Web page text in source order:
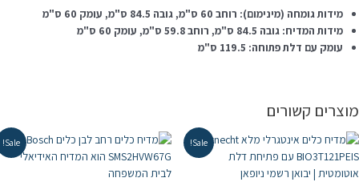
מידות גומחה (מינימום): רוחב 60 ס"מ, גובה 84.5 ס"מ, עומק 60 ס"מ
מידות המדיח: גובה 84.5 ס"מ, רוחב 59.8 ס"מ, עומק 60 ס"מ
עומק עם דלת פתוחה: 119.5 ס"מ
קשורים
Sale!
Sale!